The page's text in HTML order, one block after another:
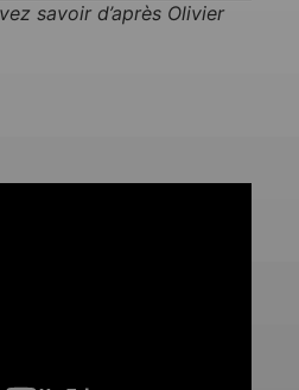
savoir d’après Olivier